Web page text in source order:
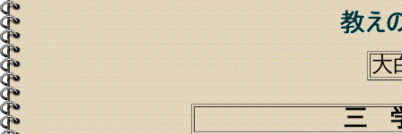
大
三